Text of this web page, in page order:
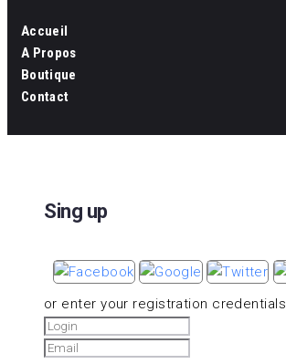
Accueil
A Propos
Boutique
Contact
Sing up
or enter your registration credentials